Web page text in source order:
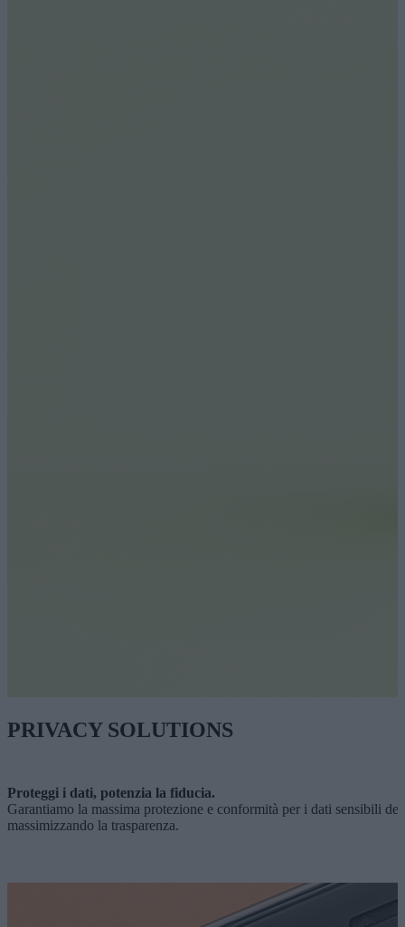
PRIVACY SOLUTIONS
Proteggi i dati, potenzia la fiducia.
Garantiamo la massima protezione e conformità per i dati sensibili
massimizzando la trasparenza.